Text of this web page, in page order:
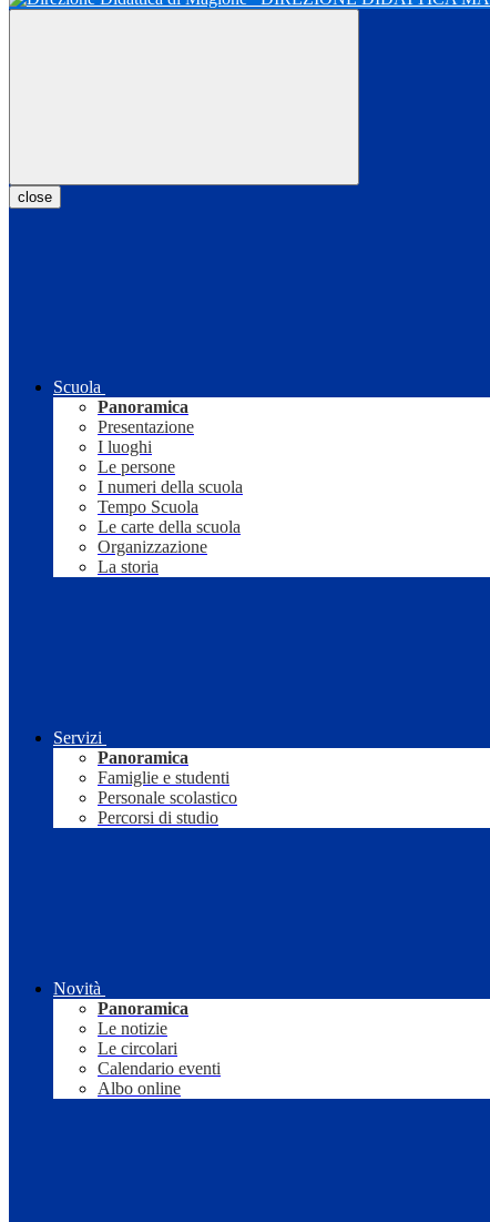
close
Scuola
Panoramica
Presentazione
I luoghi
Le persone
I numeri della scuola
Tempo Scuola
Le carte della scuola
Organizzazione
La storia
Servizi
Panoramica
Famiglie e studenti
Personale scolastico
Percorsi di studio
Novità
Panoramica
Le notizie
Le circolari
Calendario eventi
Albo online